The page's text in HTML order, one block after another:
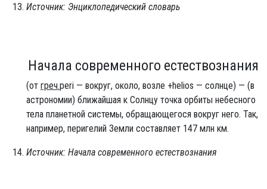
Источник: Энциклопедический словарь
Начала современного естествознания
(от греч.peri — вокруг, около, возле +helios — солнце) — (в
астрономии) ближайшая к Солнцу точка орбиты небесного
тела планетной системы, обращающегося вокруг него. Так,
например, перигелий Земли составляет 147 млн км.
Источник: Начала современного естествознания